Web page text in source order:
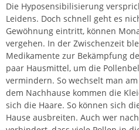
Die Hyposensibilisierung
Leidens. Doch schnell geht es
Gewöhnung eintritt, können
vergehen. In der Zwischenzeit
Medikamente zur Bekämpfung
paar Hausmittel, um die
vermindern. So wechselt man
dem Nachhause kommen die
sich die Haare. So können sich
Hause ausbreiten. Auch wer